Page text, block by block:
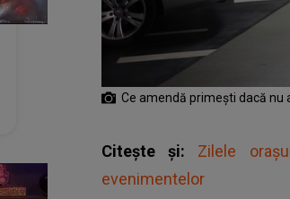
Ce amendă primești dacă nu
Citește și: Zilele
evenimentelor